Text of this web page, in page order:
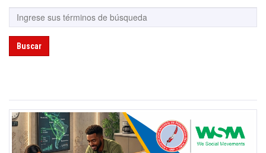
Buscar